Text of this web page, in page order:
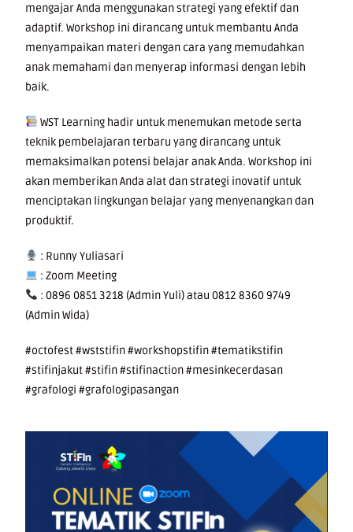
mengajar Anda menggunakan strategi yang efektif dan
adaptif. Workshop ini dirancang untuk membantu Anda
menyampaikan materi dengan cara yang memudahkan
anak memahami dan menyerap informasi dengan lebih
baik.
WST Learning hadir untuk menemukan metode serta
teknik pembelajaran terbaru yang dirancang untuk
memaksimalkan potensi belajar anak Anda. Workshop ini
akan memberikan Anda alat dan strategi inovatif untuk
menciptakan lingkungan belajar yang menyenangkan dan
produktif.
: Runny Yuliasari
: Zoom Meeting
: 0896 0851 3218 (Admin Yuli) atau 0812 8360 9749
(Admin Wida)
#octofest #wststifin #workshopstifin #tematikstifin
#stifinjakut #stifin #stifinaction #mesinkecerdasan
#grafologi #grafologipasangan